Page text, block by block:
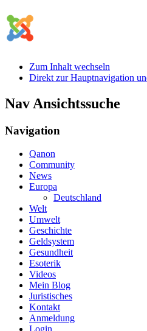
Zum Inhalt wechseln
Direkt zur Hauptnavigation
Nav Ansichtssuche
Navigation
Qanon
Community
News
Europa
Deutschland
Welt
Umwelt
Geschichte
Geldsystem
Gesundheit
Esoterik
Videos
Mein Blog
Juristisches
Kontakt
Anmeldung